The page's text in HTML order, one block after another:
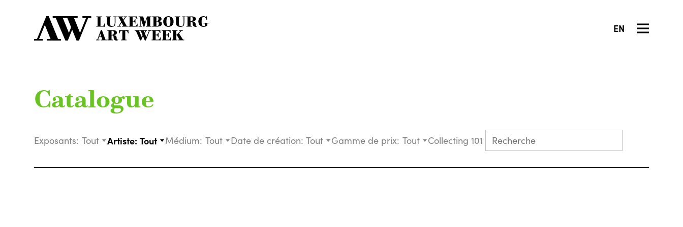
EN
Catalogue
Exposants: Tout Artiste: Tout Médium: Tout Date de création: Tout Gamme de prix: Tout Collecting 101